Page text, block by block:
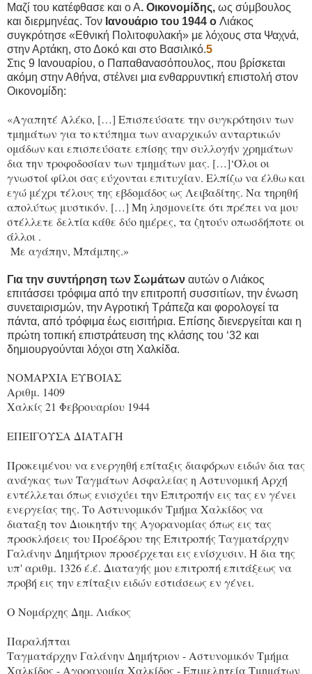
Μαζί του κατέφθασε και ο Α. Οικονομίδης, ως σύμβουλος
και διερμηνέας. Τον Ιανουάριο του 1944 ο Λιάκος
συγκρότησε «Εθνική Πολιτοφυλακή» με λόχους στα Ψαχνά,
στην Αρτάκη, στο Δοκό και στο Βασιλικό.5
Στις 9 Ιανουαρίου, ο Παπαθανασόπουλος, που βρίσκεται
ακόμη στην Αθήνα, στέλνει μια ενθαρρυντική επιστολή στον
Οικονομίδη:
«Αγαπητέ Αλέκο, […] Επισπεύσατε την συγκρότησιν των
τμημάτων για το κτύπημα των αναρχικών ανταρτικών
ομάδων και επισπεύσατε επίσης την συλλογήν χρημάτων
δια την τροφοδοσίαν των τμημάτων μας. […]‘Όλοι οι
γνωστοί φίλοι σας εύχονται επιτυχίαν. Ελπίζω να έλθω και
εγώ μέχρι τέλους της εβδομάδος ως Λειβαδίτης. Να τηρηθή
απολύτως μυστικόν. […] Μη λησμονείτε ότι πρέπει να μου
στέλλετε δελτία κάθε δύο ημέρες, τα ζητούν οπωσδήποτε οι
άλλοι .
Με αγάπην, Μπάμπης.»
Για την συντήρηση των Σωμάτων αυτών ο Λιάκος
επιτάσσει τρόφιμα από την επιτροπή συσσιτίων, την ένωση
συνεταιρισμών, την Αγροτική Τράπεζα και φορολογεί τα
πάντα, από τρόφιμα έως εισιτήρια. Επίσης διενεργείται και η
πρώτη τοπική επιστράτευση της κλάσης του ‘32 και
δημιουργούνται λόχοι στη Χαλκίδα.
ΝΟΜΑΡΧΙΑ ΕΥΒΟΙΑΣ
Αριθμ. 1409
Χαλκίς 21 Φεβρουαρίου 1944
ΕΠΕΙΓΟΥΣΑ ΔΙΑΤΑΓΗ
Προκειμένου να ενεργηθή επίταξις διαφόρων ειδών δια τας
ανάγκας των Ταγμάτων Ασφαλείας η Αστυνομική Αρχή
εντέλλεται όπως ενισχύει την Επιτροπήν εις τας εν γένει
ενεργείας της. Το Αστυνομικόν Τμήμα Χαλκίδος να
διαταξη τον Διοικητήν της Αγορανομίας όπως εις τας
προσκλήσεις του Προέδρου της Επιτροπής Ταγματάρχην
Γαλάνην Δημήτριον προσέρχεται εις ενίσχυσιν. Η δια της
υπ' αριθμ. 1326 έ.έ. Διαταγής μου επιτροπή επιτάξεως να
προβή εις την επίταξιν ειδών εστιάσεως εν γένει.
Ο Νομάρχης Δημ. Λιάκος
Παραλήπται
Ταγματάρχην Γαλάνην Δημήτριον - Αστυνομικόν Τμήμα
Χαλκίδος - Αγορανομία Χαλκίδος - Επιμελητεία Τμημάτων